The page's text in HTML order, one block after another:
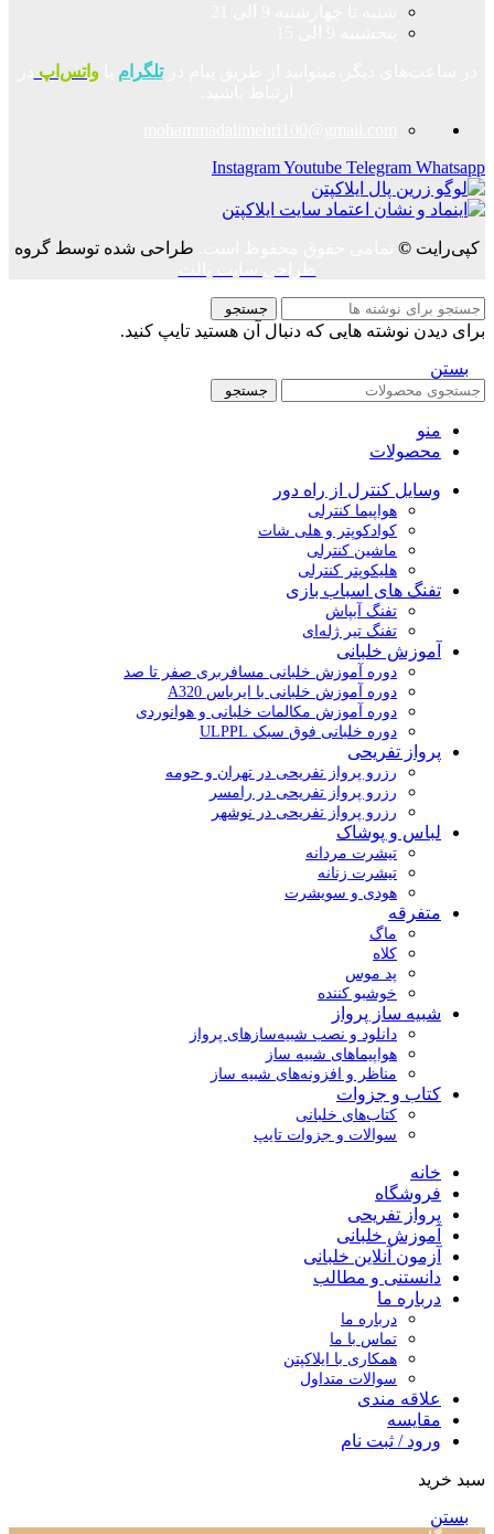
در ساعت‌های دیگر،میتوانید از طریق پیام درتلگرام یاواتس‌اپ
InstagramYoutube Telegram Whatsapp
کپی‌رایت ©
طراحی شده توسط گروه
جستجو
برای دیدن نوشته هایی که دنبال آن هستید تایپ کنید.
بستن
جستجو
منو
محصولات
وسایل کنترل از راه دور
هواپیما کنترلی
کوادکوپتر و هلی شات
ماشین کنترلی
هلیکوپتر کنترلی
تفنگ های اسباب بازی
تفنگ آبپاش
تفنگ تیر ژله‌ای
آموزش خلبانی
دوره آموزش خلبانی مسافربری صفر تا صد
دوره آموزش خلبانی با ایرباس A320
دوره آموزش مکالمات خلبانی و هوانوردی
دوره خلبانی فوق سبک ULPPL
پرواز تفریحی
رزرو پرواز تفریحی در تهران و حومه
رزرو پرواز تفریحی در رامسر
رزرو پرواز تفریحی در نوشهر
لباس و پوشاک
تیشرت مردانه
تیشرت زنانه
هودی و سویشرت
متفرقه
ماگ
کلاه
پد موس
خوشبو کننده
شبیه ساز پرواز
دانلود و نصب شبیه‌سازهای پرواز
هواپیماهای شبیه ساز
مناظر و افزونه‌های شبیه ساز
کتاب و جزوات
کتاب‌های خلبانی
سوالات و جزوات تایپ
خانه
فروشگاه
پرواز تفریحی
آموزش خلبانی
آزمون آنلاین خلبانی
دانستنی و مطالب
درباره ما
درباره ما
تماس با ما
همکاری با ایلاکپتن
سوالات متداول
علاقه مندی
مقایسه
ورود / ثبت نام
سبد خرید
بستن